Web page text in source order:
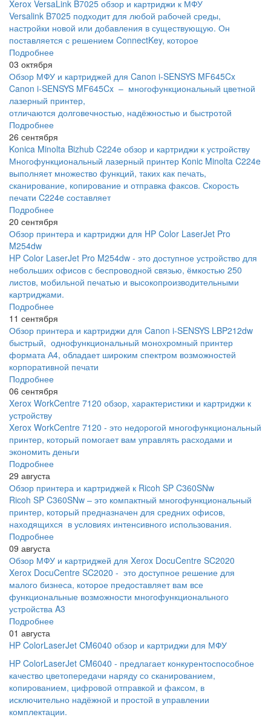
Xerox VersaLink B7025 обзор и картриджи к МФУ
Versalink B7025 подходит для любой рабочей среды,
настройки новой или добавления в существующую. Он
поставляется с решением ConnectKey, которое
Подробнее
03 октября
Обзор МФУ и картриджей для Canon i-SENSYS MF645Cx
Canon i-SENSYS MF645Cx – многофункциональный цветной
лазерный принтер,
отличаются долговечностью, надёжностью и быстротой
Подробнее
26 сентября
Konica Minolta Bizhub C224e обзор и картриджи к устройству
Многофункциональный лазерный принтер Konic Minolta C224e
выполняет множество функций, таких как печать,
сканирование, копирование и отправка факсов. Скорость
печати C224e составляет
Подробнее
20 сентября
Обзор принтера и картриджи для HP Color LaserJet Pro
M254dw
HP Color LaserJet Pro M254dw - это доступное устройство для
небольших офисов с беспроводной связью, ёмкостью 250
листов, мобильной печатью и высокопроизводительными
картриджами.
Подробнее
11 сентября
Обзор принтера и картриджи для Canon i-SENSYS LBP212dw
быстрый, однофункциональный монохромный принтер
формата А4, обладает широким спектром возможностей
корпоративной печати
Подробнее
06 сентября
Xerox WorkCentre 7120 обзор, характеристики и картриджи к
устройству
Xerox WorkCentre 7120 - это недорогой многофункциональный
принтер, который помогает вам управлять расходами и
экономить деньги
Подробнее
29 августа
Обзор принтера и картриджей к Ricoh SP C360SNw
Ricoh SP C360SNw – это компактный многофункциональный
принтер, который предназначен для средних офисов,
находящихся в условиях интенсивного использования.
Подробнее
09 августа
Обзор МФУ и картриджей для Xerox DocuCentre SC2020
Xerox DocuCentre SC2020 - это доступное решение для
малого бизнеса, которое предоставляет вам все
функциональные возможности многофункционального
устройства A3
Подробнее
01 августа
HP ColorLaserJet CM6040 обзор и картриджи для МФУ
HP ColorLaserJet CM6040 - предлагает конкурентоспособное
качество цветопередачи наряду со сканированием,
копированием, цифровой отправкой и факсом, в
исключительно надёжной и простой в управлении
комплектации.